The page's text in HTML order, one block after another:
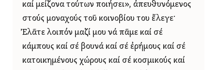
καί μείζονα τούτων ποιήσει», ἀπευθυνόμενος
στούς μοναχούς τοῦ κοινοβίου του ἔλεγε·
Ἐλᾶτε λοιπόν μαζί μου νά πᾶμε καί σέ
κάμπους καί σέ βουνά καί σέ ἐρήμους καί σέ
κατοικημένους χώρους καί σέ κοσμικούς καί